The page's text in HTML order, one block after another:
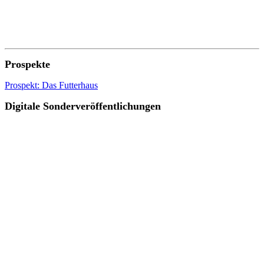
Prospekte
Prospekt: Das Futterhaus
Digitale Sonderveröffentlichungen